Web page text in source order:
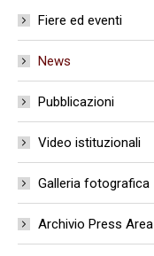
Fiere ed eventi
News
Pubblicazioni
Video istituzionali
Galleria fotografica
Archivio Press Area